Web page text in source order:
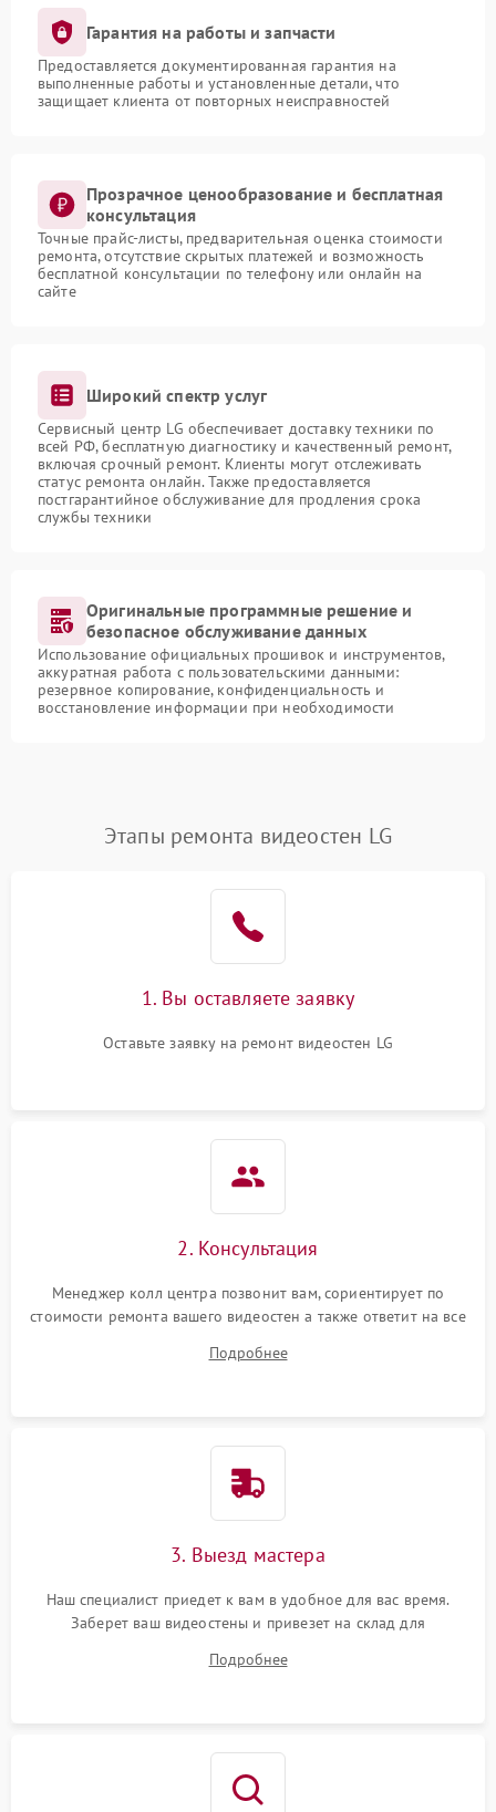
Гарантия на работы и запчасти
Предоставляется документированная гарантия на
выполненные работы и установленные детали, что
защищает клиента от повторных неисправностей
Прозрачное ценообразование и бесплатная
консультация
Точные прайс-листы, предварительная оценка стоимости
ремонта, отсутствие скрытых платежей и возможность
бесплатной консультации по телефону или онлайн на
сайте
Широкий спектр услуг
Сервисный центр LG обеспечивает доставку техники по
всей РФ, бесплатную диагностику и качественный ремонт,
включая срочный ремонт. Клиенты могут отслеживать
статус ремонта онлайн. Также предоставляется
постгарантийное обслуживание для продления срока
службы техники
Оригинальные программные решение и
безопасное обслуживание данных
Использование официальных прошивок и инструментов,
аккуратная работа с пользовательскими данными:
резервное копирование, конфиденциальность и
восстановление информации при необходимости
Этапы ремонта видеостен LG
1. Вы оставляете заявку
Оставьте заявку на ремонт видеостен LG
2. Консультация
Менеджер колл центра позвонит вам, сориентирует по
стоимости ремонта вашего видеостен а также ответит на все
Подробнее
3. Выезд мастера
Наш специалист приедет к вам в удобное для вас время.
Заберет ваш видеостены и привезет на склад для
Подробнее